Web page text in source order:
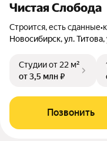
Чистая Слобода
Строится, есть сданные•
Новосибирск, ул.
Студииот 22 м²
от 3,5 млн ₽
Позвонить